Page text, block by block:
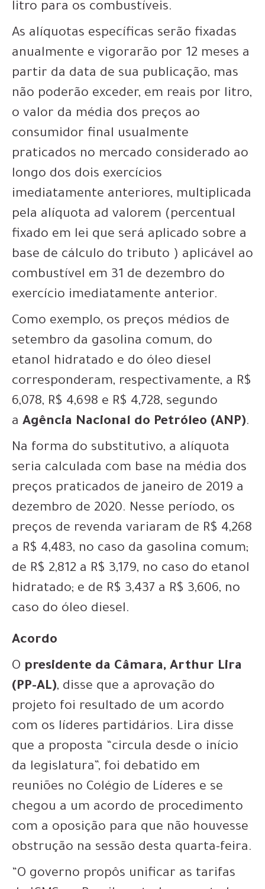
litro para os combustíveis.
As alíquotas específicas serão fixadas
anualmente e vigorarão por 12 meses a
partir da data de sua publicação, mas
não poderão exceder, em reais por litro,
o valor da média dos preços ao
consumidor final usualmente
praticados no mercado considerado ao
longo dos dois exercícios
imediatamente anteriores, multiplicada
pela alíquota ad valorem (percentual
fixado em lei que será aplicado sobre a
base de cálculo do tributo ) aplicável ao
combustível em 31 de dezembro do
exercício imediatamente anterior.
Como exemplo, os preços médios de
setembro da gasolina comum, do
etanol hidratado e do óleo diesel
corresponderam, respectivamente, a R$
6,078, R$ 4,698 e R$ 4,728, segundo
a Agência Nacional do Petróleo (ANP).
Na forma do substitutivo, a alíquota
seria calculada com base na média dos
preços praticados de janeiro de 2019 a
dezembro de 2020. Nesse período, os
preços de revenda variaram de R$ 4,268
a R$ 4,483, no caso da gasolina comum;
de R$ 2,812 a R$ 3,179, no caso do etanol
hidratado; e de R$ 3,437 a R$ 3,606, no
caso do óleo diesel.
Acordo
O presidente da Câmara, Arthur Lira
(PP-AL), disse que a aprovação do
projeto foi resultado de um acordo
com os líderes partidários. Lira disse
que a proposta “circula desde o início
da legislatura”, foi debatido em
reuniões no Colégio de Líderes e se
chegou a um acordo de procedimento
com a oposição para que não houvesse
obstrução na sessão desta quarta-feira.
“O governo propôs unificar as tarifas